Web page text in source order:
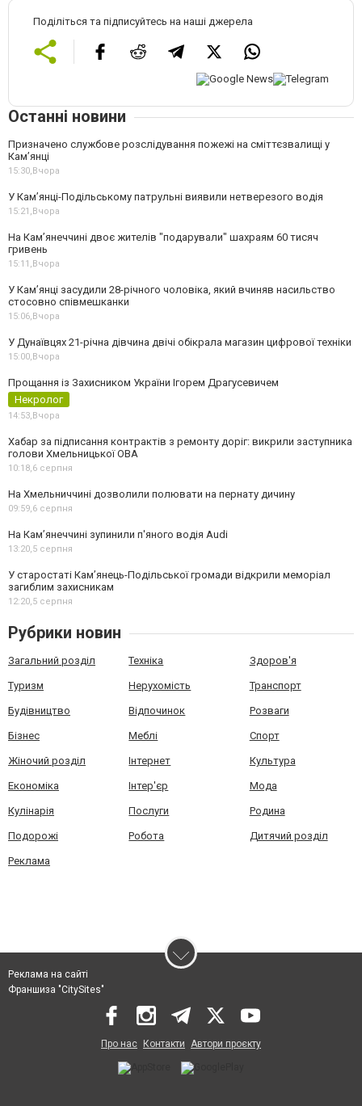
Поділіться та підписуйтесь на наші джерела
Останні новини
Призначено службове розслідування пожежі на сміттєзвалищі у
Кам’янці
15:30,Вчора
У Кам’янці-Подільському патрульні виявили нетверезого водія
15:21,Вчора
На Камʼянеччині двоє жителів "подарували" шахраям 60 тисяч
гривень
15:11,Вчора
У Камʼянці засудили 28-річного чоловіка, який вчиняв насильство
стосовно співмешканки
15:06,Вчора
У Дунаївцях 21-річна дівчина двічі обікрала магазин цифрової техніки
15:00,Вчора
Прощання із Захисником України Ігорем Драгусевичем
Некролог
14:53,Вчора
Хабар за підписання контрактів з ремонту доріг: викрили заступника
голови Хмельницької ОВА
10:18,6 серпня
На Хмельниччині дозволили полювати на пернату дичину
09:59,6 серпня
На Камʼянеччині зупинили п'яного водія Audi
13:20,5 серпня
У старостаті Кам’янець-Подільської громади відкрили меморіал
загиблим захисникам
12:20,5 серпня
Рубрики новин
Загальний розділ Техніка Здоров'я
Туризм Нерухомість Транспорт
Будівництво Відпочинок Розваги
Бізнес Меблі Спорт
Жіночий розділ Інтернет Культура
Економіка Інтер'єр Мода
Кулінарія Послуги Родина
Подорожі Робота Дитячий розділ
Реклама
Реклама на сайті
Франшиза "CitySites"
Про нас Контакти Автори проєкту